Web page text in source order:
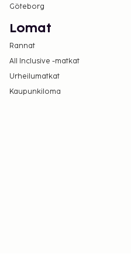
Göteborg
Lomat
Rannat
All Inclusive -matkat
Urheilumatkat
Kaupunkiloma